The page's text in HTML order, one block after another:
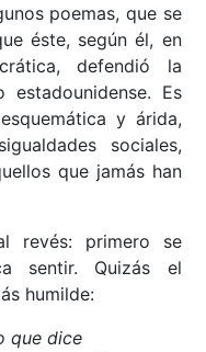
poemas, que se
éste, según él, en
defendió la
Es
y árida,
sociales,
que jamás han
revés: primero se
sentir. Quizás el
humilde:
dice